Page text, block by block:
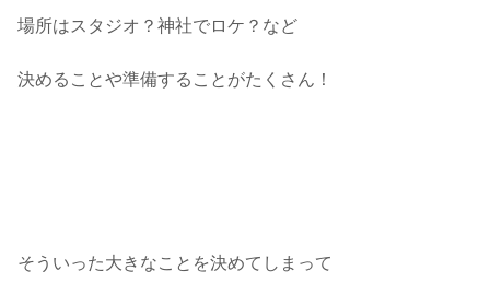
場所はスタジオ？神社でロケ？など
決めることや準備することがたくさん！
そういった大きなことを決めてしまって